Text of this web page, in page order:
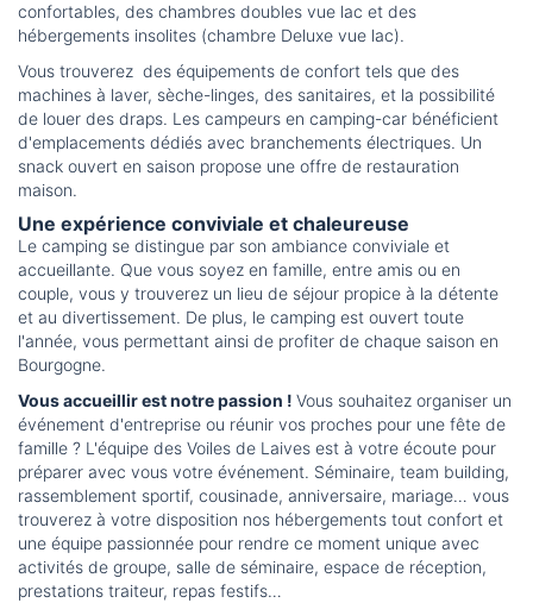
confortables, des chambres doubles vue lac et des
hébergements insolites (chambre Deluxe vue lac).
Vous trouverez des équipements de confort tels que des
machines à laver, sèche-linges, des sanitaires, et la possibilité
de louer des draps. Les campeurs en camping-car bénéficient
d'emplacements dédiés avec branchements électriques. Un
snack ouvert en saison propose une offre de restauration
maison.
Une expérience conviviale et chaleureuse
Le camping se distingue par son ambiance conviviale et
accueillante. Que vous soyez en famille, entre amis ou en
couple, vous y trouverez un lieu de séjour propice à la détente
et au divertissement. De plus, le camping est ouvert toute
l'année, vous permettant ainsi de profiter de chaque saison en
Bourgogne.
Vous accueillir est notre passion ! Vous souhaitez organiser un
événement d'entreprise ou réunir vos proches pour une fête de
famille ? L'équipe des Voiles de Laives est à votre écoute pour
préparer avec vous votre événement. Séminaire, team building,
rassemblement sportif, cousinade, anniversaire, mariage… vous
trouverez à votre disposition nos hébergements tout confort et
une équipe passionnée pour rendre ce moment unique avec
activités de groupe, salle de séminaire, espace de réception,
prestations traiteur, repas festifs…